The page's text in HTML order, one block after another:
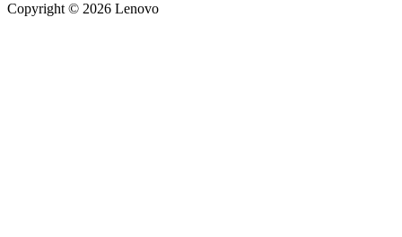
Copyright © 2026 Lenovo